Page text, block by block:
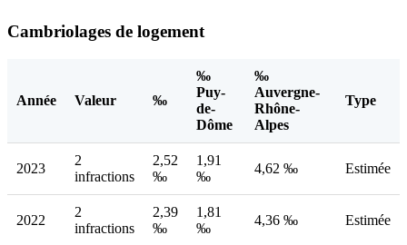
Cambriolages de logement
Année Valeur ‰
‰
Puy-
de-
Dôme
‰
Auvergne-
Rhône-
Alpes
Type
2023
2
infractions
2,52
‰
1,91
‰
4,62 ‰ Estimée
2022
2
infractions
2,39
‰
1,81
‰
4,36 ‰ Estimée